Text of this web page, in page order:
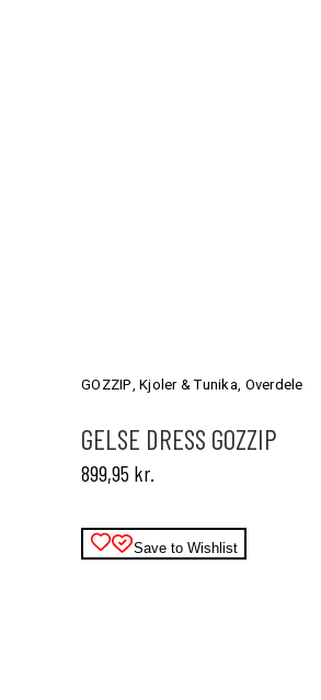
varianter.
Mulighederne
kan
varesiden
GOZZIP,Kjoler & Tunika, Overdele
GELSE DRESS GOZZIP
899,95 kr.
Save to Wishlist